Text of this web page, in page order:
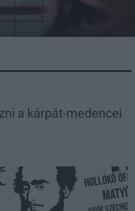
a kárpát-medencei